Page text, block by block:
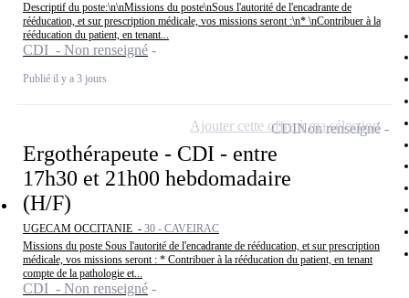
Descriptif du poste:\n\nMissions du poste\nSous l'autorité de l'encadrante de
rééducation, et sur prescription médicale, vos missions seront :\n* \nContribuer à la
rééducation du patient, en tenant...
CDI - Non renseigné
Publié il y a 3 jours
Ergothérapeute - CDI - entre
17h30 et 21h00 hebdomadaire
(H/F)
UGECAM OCCITANIE - 30 - CAVEIRAC
Missions du poste Sous l'autorité de l'encadrante de rééducation, et sur prescription
médicale, vos missions seront : * Contribuer à la rééducation du patient, en tenant
compte de la pathologie et...
CDI - Non renseigné
CDINon renseigné
Ajouter cette offre à ma sélection